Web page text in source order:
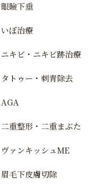
眼瞼下垂
いぼ治療
ニキビ・ニキビ跡治療
タトゥー・刺青除去
AGA
二重整形・二重まぶた
ヴァンキッシュME
眉毛下皮膚切除